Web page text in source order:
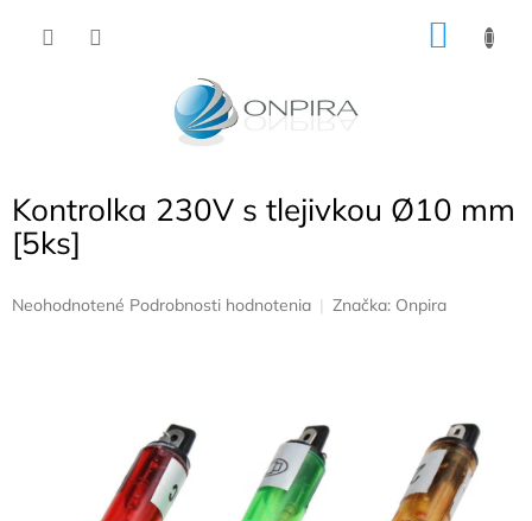
Kontrolka 230V s tlejivkou Ø10 mm
[5ks]
Priemerné
Neohodnotené Podrobnosti hodnotenia Značka: Onpira